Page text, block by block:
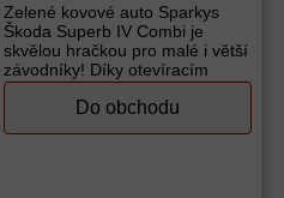
Zelené kovové auto Sparkys
Škoda Superb IV Combi je
skvělou hračkou pro malé i větší
závodníky! Díky otevíracím
dveřím si děti mohou
představovat vlastní
dobrodružství a zvukové i
Do obchodu